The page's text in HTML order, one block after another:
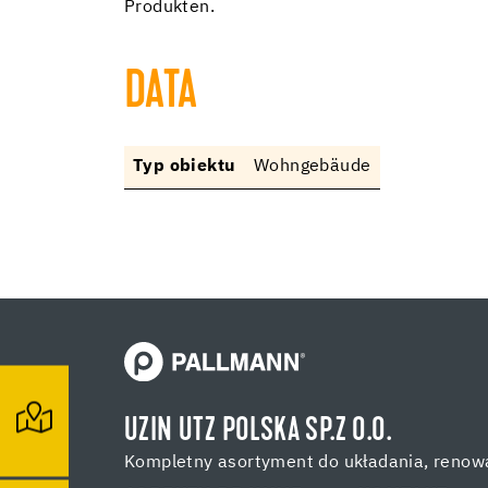
Produkten.
DATA
Typ obiektu Wohngebäude
UZIN UTZ POLSKA SP.Z O.O.
Kompletny asortyment do układania,